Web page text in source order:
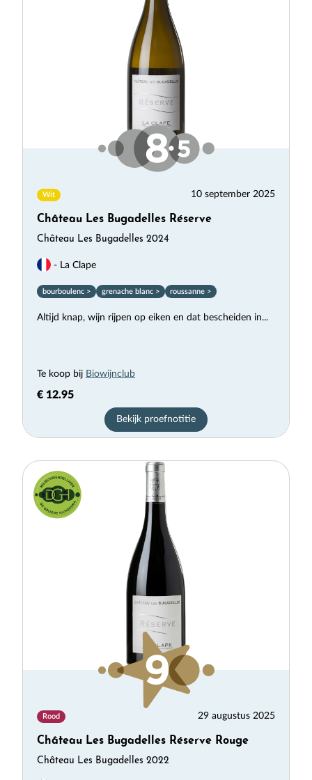
Wit 10 september 2025
Château Les Bugadelles Réserve
Château Les Bugadelles 2024
- La Clape
bourboulenc > grenache blanc > roussanne >
Altijd knap, wijn rijpen op eiken en dat bescheiden in...
Te koop bij Biowijnclub
€ 12.95
Bekijk proefnotitie
Rood 29 augustus 2025
Château Les Bugadelles Réserve Rouge
Château Les Bugadelles 2022